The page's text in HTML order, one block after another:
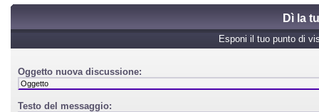
Dì la
Esponi il tuo punto di
Oggetto nuova discussione:
Testo del messaggio: